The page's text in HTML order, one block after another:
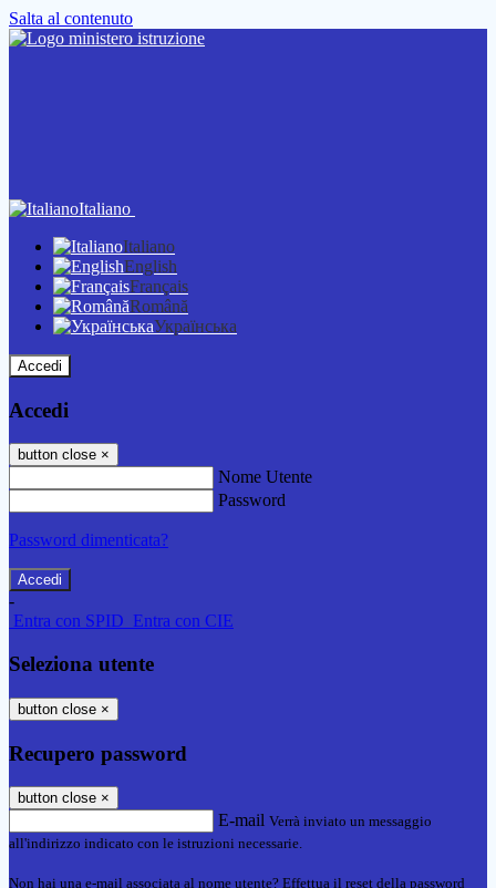
Salta al contenuto
Italiano
Italiano
English
Français
Română
Українська
Accedi
Accedi
button close ×
Nome Utente
Password
Password dimenticata?
-
Entra con SPID Entra con CIE
Seleziona utente
button close ×
Recupero password
button close ×
E-mail Verrà inviato un messaggio
all'indirizzo indicato con le istruzioni necessarie.
Non hai una e-mail associata al nome utente? Effettua il reset della password